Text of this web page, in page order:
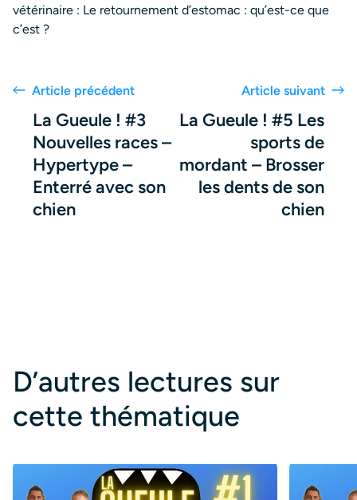
vétérinaire : Le retournement d’estomac : qu’est-ce que
c’est ?
Article précédent
La Gueule ! #3
Nouvelles races –
Hypertype –
Enterré avec son
chien
Article suivant
La Gueule ! #5 Les
sports de
mordant – Brosser
les dents de son
chien
D’autres lectures sur
cette thématique